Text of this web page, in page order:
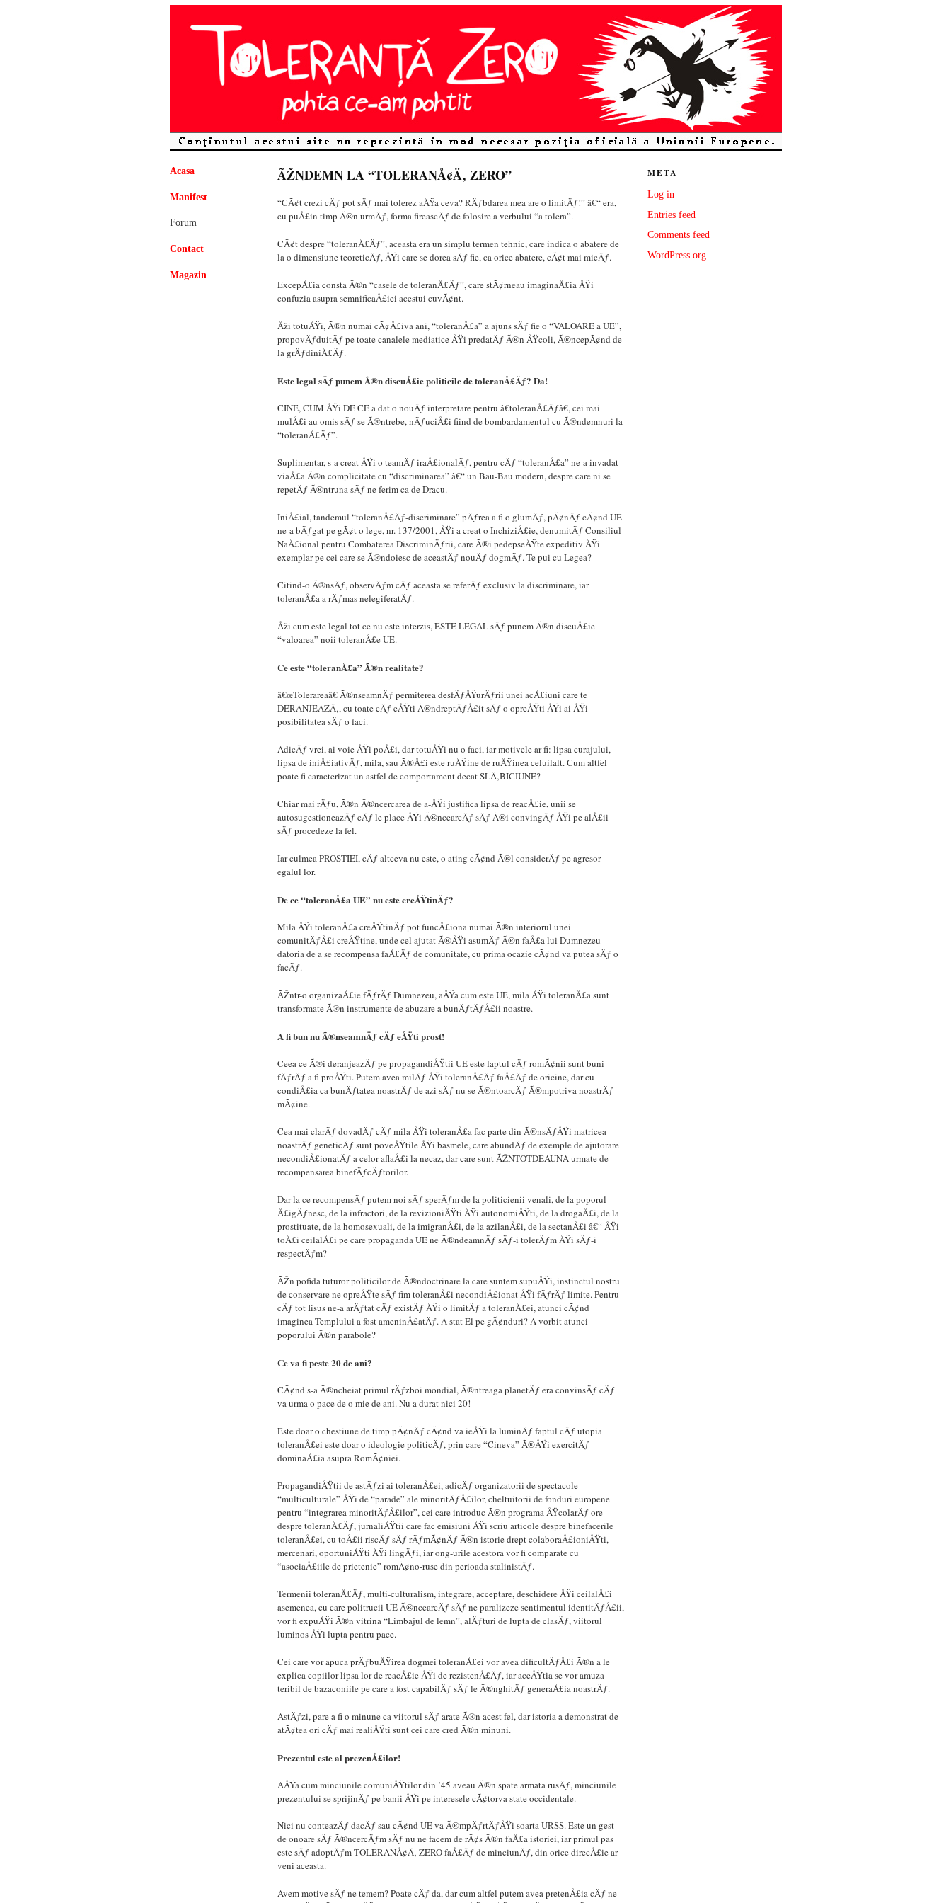
ÃŽNDEMN LA “TOLERANÅ¢Ä‚ ZERO”
“CÃ¢t crezi cÄƒ pot sÄƒ mai tolerez aÅŸa ceva? RÄƒbdarea mea are o limitÄƒ!” â€“ era,
cu puÅ£in timp Ã®n urmÄƒ, forma fireascÄƒ de folosire a verbului “a tolera”.
CÃ¢t despre “toleranÅ£Äƒ”, aceasta era un simplu termen tehnic, care indica o abatere de
la o dimensiune teoreticÄƒ, ÅŸi care se dorea sÄƒ fie, ca orice abatere, cÃ¢t mai micÄƒ.
ExcepÅ£ia consta Ã®n “casele de toleranÅ£Äƒ”, care stÃ¢rneau imaginaÅ£ia ÅŸi
confuzia asupra semnificaÅ£iei acestui cuvÃ¢nt.
Åži totuÅŸi, Ã®n numai cÃ¢Å£iva ani, “toleranÅ£a” a ajuns sÄƒ fie o “VALOARE a UE”,
propovÄƒduitÄƒ pe toate canalele mediatice ÅŸi predatÄƒ Ã®n ÅŸcoli, Ã®ncepÃ¢nd de
la grÄƒdiniÅ£Äƒ.
Este legal sÄƒ punem Ã®n discuÅ£ie politicile de toleranÅ£Äƒ? Da!
CINE, CUM ÅŸi DE CE a dat o nouÄƒ interpretare pentru â€toleranÅ£Äƒâ€, cei mai
mulÅ£i au omis sÄƒ se Ã®ntrebe, nÄƒuciÅ£i fiind de bombardamentul cu Ã®ndemnuri la
“toleranÅ£Äƒ”.
Suplimentar, s-a creat ÅŸi o teamÄƒ iraÅ£ionalÄƒ, pentru cÄƒ “toleranÅ£a” ne-a invadat
viaÅ£a Ã®n complicitate cu “discriminarea” â€“ un Bau-Bau modern, despre care ni se
repetÄƒ Ã®ntruna sÄƒ ne ferim ca de Dracu.
IniÅ£ial, tandemul “toleranÅ£Äƒ-discriminare” pÄƒrea a fi o glumÄƒ, pÃ¢nÄƒ cÃ¢nd UE
ne-a bÄƒgat pe gÃ¢t o lege, nr. 137/2001, ÅŸi a creat o InchiziÅ£ie, denumitÄƒ Consiliul
NaÅ£ional pentru Combaterea DiscriminÄƒrii, care Ã®i pedepseÅŸte expeditiv ÅŸi
exemplar pe cei care se Ã®ndoiesc de aceastÄƒ nouÄƒ dogmÄƒ. Te pui cu Legea?
Citind-o Ã®nsÄƒ, observÄƒm cÄƒ aceasta se referÄƒ exclusiv la discriminare, iar
toleranÅ£a a rÄƒmas nelegiferatÄƒ.
Åži cum este legal tot ce nu este interzis, ESTE LEGAL sÄƒ punem Ã®n discuÅ£ie
“valoarea” noii toleranÅ£e UE.
Ce este “toleranÅ£a” Ã®n realitate?
â€œTolerareaâ€ Ã®nseamnÄƒ permiterea desfÄƒÅŸurÄƒrii unei acÅ£iuni care te
DERANJEAZÄ‚, cu toate cÄƒ eÅŸti Ã®ndreptÄƒÅ£it sÄƒ o opreÅŸti ÅŸi ai ÅŸi
posibilitatea sÄƒ o faci.
AdicÄƒ vrei, ai voie ÅŸi poÅ£i, dar totuÅŸi nu o faci, iar motivele ar fi: lipsa curajului,
lipsa de iniÅ£iativÄƒ, mila, sau Ã®Å£i este ruÅŸine de ruÅŸinea celuilalt. Cum altfel
poate fi caracterizat un astfel de comportament decat SLÄ‚BICIUNE?
Chiar mai rÄƒu, Ã®n Ã®ncercarea de a-ÅŸi justifica lipsa de reacÅ£ie, unii se
autosugestioneazÄƒ cÄƒ le place ÅŸi Ã®ncearcÄƒ sÄƒ Ã®i convingÄƒ ÅŸi pe alÅ£ii
sÄƒ procedeze la fel.
Iar culmea PROSTIEI, cÄƒ altceva nu este, o ating cÃ¢nd Ã®l considerÄƒ pe agresor
egalul lor.
De ce “toleranÅ£a UE” nu este creÅŸtinÄƒ?
Mila ÅŸi toleranÅ£a creÅŸtinÄƒ pot funcÅ£iona numai Ã®n interiorul unei
comunitÄƒÅ£i creÅŸtine, unde cel ajutat Ã®ÅŸi asumÄƒ Ã®n faÅ£a lui Dumnezeu
datoria de a se recompensa faÅ£Äƒ de comunitate, cu prima ocazie cÃ¢nd va putea sÄƒ o
facÄƒ.
ÃŽntr-o organizaÅ£ie fÄƒrÄƒ Dumnezeu, aÅŸa cum este UE, mila ÅŸi toleranÅ£a sunt
transformate Ã®n instrumente de abuzare a bunÄƒtÄƒÅ£ii noastre.
A fi bun nu Ã®nseamnÄƒ cÄƒ eÅŸti prost!
Ceea ce Ã®i deranjeazÄƒ pe propagandiÅŸtii UE este faptul cÄƒ romÃ¢nii sunt buni
fÄƒrÄƒ a fi proÅŸti. Putem avea milÄƒ ÅŸi toleranÅ£Äƒ faÅ£Äƒ de oricine, dar cu
condiÅ£ia ca bunÄƒtatea noastrÄƒ de azi sÄƒ nu se Ã®ntoarcÄƒ Ã®mpotriva noastrÄƒ
mÃ¢ine.
Cea mai clarÄƒ dovadÄƒ cÄƒ mila ÅŸi toleranÅ£a fac parte din Ã®nsÄƒÅŸi matricea
noastrÄƒ geneticÄƒ sunt poveÅŸtile ÅŸi basmele, care abundÄƒ de exemple de ajutorare
necondiÅ£ionatÄƒ a celor aflaÅ£i la necaz, dar care sunt ÃŽNTOTDEAUNA urmate de
recompensarea binefÄƒcÄƒtorilor.
Dar la ce recompensÄƒ putem noi sÄƒ sperÄƒm de la politicienii venali, de la poporul
Å£igÄƒnesc, de la infractori, de la revizioniÅŸti ÅŸi autonomiÅŸti, de la drogaÅ£i, de la
prostituate, de la homosexuali, de la imigranÅ£i, de la azilanÅ£i, de la sectanÅ£i â€“ ÅŸi
toÅ£i ceilalÅ£i pe care propaganda UE ne Ã®ndeamnÄƒ sÄƒ-i tolerÄƒm ÅŸi sÄƒ-i
respectÄƒm?
ÃŽn pofida tuturor politicilor de Ã®ndoctrinare la care suntem supuÅŸi, instinctul nostru
de conservare ne opreÅŸte sÄƒ fim toleranÅ£i necondiÅ£ionat ÅŸi fÄƒrÄƒ limite. Pentru
cÄƒ tot Iisus ne-a arÄƒtat cÄƒ existÄƒ ÅŸi o limitÄƒ a toleranÅ£ei, atunci cÃ¢nd
imaginea Templului a fost ameninÅ£atÄƒ. A stat El pe gÃ¢nduri? A vorbit atunci
poporului Ã®n parabole?
Ce va fi peste 20 de ani?
CÃ¢nd s-a Ã®ncheiat primul rÄƒzboi mondial, Ã®ntreaga planetÄƒ era convinsÄƒ cÄƒ
va urma o pace de o mie de ani. Nu a durat nici 20!
Este doar o chestiune de timp pÃ¢nÄƒ cÃ¢nd va ieÅŸi la luminÄƒ faptul cÄƒ utopia
toleranÅ£ei este doar o ideologie politicÄƒ, prin care “Cineva” Ã®ÅŸi exercitÄƒ
dominaÅ£ia asupra RomÃ¢niei.
PropagandiÅŸtii de astÄƒzi ai toleranÅ£ei, adicÄƒ organizatorii de spectacole
“multiculturale” ÅŸi de “parade” ale minoritÄƒÅ£ilor, cheltuitorii de fonduri europene
pentru “integrarea minoritÄƒÅ£ilor”, cei care introduc Ã®n programa ÅŸcolarÄƒ ore
despre toleranÅ£Äƒ, jurnaliÅŸtii care fac emisiuni ÅŸi scriu articole despre binefacerile
toleranÅ£ei, cu toÅ£ii riscÄƒ sÄƒ rÄƒmÃ¢nÄƒ Ã®n istorie drept colaboraÅ£ioniÅŸti,
mercenari, oportuniÅŸti ÅŸi lingÄƒi, iar ong-urile acestora vor fi comparate cu
“asociaÅ£iile de prietenie” romÃ¢no-ruse din perioada stalinistÄƒ.
Termenii toleranÅ£Äƒ, multi-culturalism, integrare, acceptare, deschidere ÅŸi ceilalÅ£i
asemenea, cu care politrucii UE Ã®ncearcÄƒ sÄƒ ne paralizeze sentimentul identitÄƒÅ£ii,
vor fi expuÅŸi Ã®n vitrina “Limbajul de lemn”, alÄƒturi de lupta de clasÄƒ, viitorul
luminos ÅŸi lupta pentru pace.
Cei care vor apuca prÄƒbuÅŸirea dogmei toleranÅ£ei vor avea dificultÄƒÅ£i Ã®n a le
explica copiilor lipsa lor de reacÅ£ie ÅŸi de rezistenÅ£Äƒ, iar aceÅŸtia se vor amuza
teribil de bazaconiile pe care a fost capabilÄƒ sÄƒ le Ã®nghitÄƒ generaÅ£ia noastrÄƒ.
AstÄƒzi, pare a fi o minune ca viitorul sÄƒ arate Ã®n acest fel, dar istoria a demonstrat de
atÃ¢tea ori cÄƒ mai realiÅŸti sunt cei care cred Ã®n minuni.
Prezentul este al prezenÅ£ilor!
AÅŸa cum minciunile comuniÅŸtilor din ’45 aveau Ã®n spate armata rusÄƒ, minciunile
prezentului se sprijinÄƒ pe banii ÅŸi pe interesele cÃ¢torva state occidentale.
Nici nu conteazÄƒ dacÄƒ sau cÃ¢nd UE va Ã®mpÄƒrtÄƒÅŸi soarta URSS. Este un gest
de onoare sÄƒ Ã®ncercÄƒm sÄƒ nu ne facem de rÃ¢s Ã®n faÅ£a istoriei, iar primul pas
este sÄƒ adoptÄƒm TOLERANÅ¢Ä‚ ZERO faÅ£Äƒ de minciunÄƒ, din orice direcÅ£ie ar
veni aceasta.
Avem motive sÄƒ ne temem? Poate cÄƒ da, dar cum altfel putem avea pretenÅ£ia cÄƒ ne
Acasa
Manifest
Forum
Contact
Magazin
META
Log in
Entries feed
Comments feed
WordPress.org